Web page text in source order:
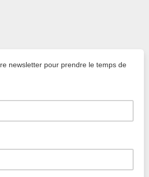
newsletter pour prendre le temps de